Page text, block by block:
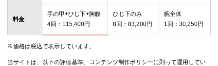
料金
手の甲+ひじ下+胸腹
4回：115,400円
ひじ下のみ
8回：83,200円
腕全体
1回：30,250円
※価格は税込で表示しています。
当サイトは、以下の評価基準、コンテンツ制作ポリシーに則って運用してい